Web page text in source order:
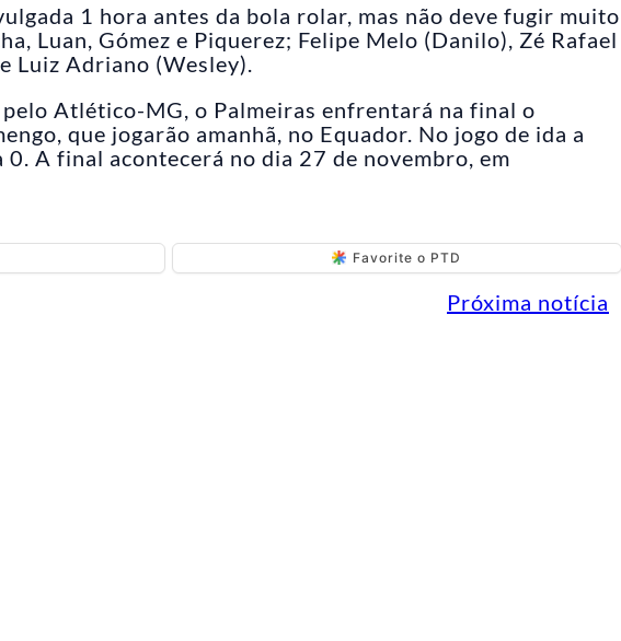
1 hora antes da bola rolar, mas não deve fugir muito
Luan, Gómez e Piquerez; Felipe Melo (Danilo), Zé Rafael
Luiz Adriano (Wesley).
pelo Atlético-MG, o Palmeiras enfrentará na final o
que jogarão amanhã, no Equador. No jogo de ida a
A final acontecerá no dia 27 de novembro, em
Favorite o PTD
Próxima notícia